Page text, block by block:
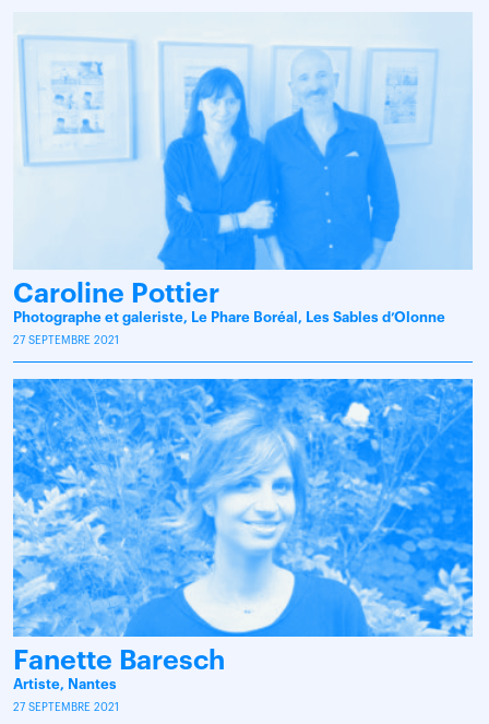
Caroline Pottier
Photographe et galeriste, Le Phare Boréal, Les Sables d’Olonne
27 SEPTEMBRE 2021
Fanette Baresch
Artiste, Nantes
27 SEPTEMBRE 2021